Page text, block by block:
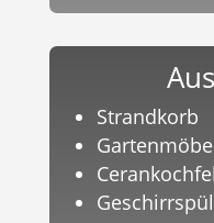
Strandkorb